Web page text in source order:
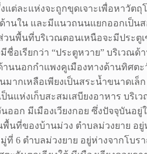
แต่ละแห่งจะถูกขุดเจาะเพื่อหาวั
านใน และมีแนวถนนแยกออกเป็
นพื้นที่บริเวณตอนเหนือจะมีประตู
ชื่อเรียกว่า “ประตูหวาย” บริเวณ
านนอกกำแพงคูเมืองทางด้านทิศ
ากเหลือเพียงเป็นสระน้ำขนาดเ
นแห่งเก็บสะสมเสบียงอาหาร บ
ออก มีเมืองเวียงกอย ซึ่งปัจจุบันอ
พื้นที่ของบ้านม่วง ตำบลม่วงยาย อ
6 ตำบลม่วงยาย อยู่ห่างจากโบร